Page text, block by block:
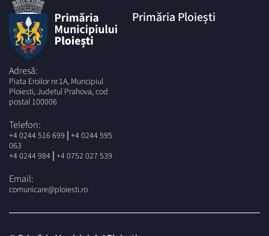
Adresă:
Piata Eroilor nr.1A, Muncipiul
Ploiesti, Judetul Prahova, cod
postal 100006
Telefon:
+4 0244 516 699 | +4 0244 595
063
+4 0244 984 | +4 0752 027 539
Email:
comunicare@ploiesti.ro
Primăria Ploiești